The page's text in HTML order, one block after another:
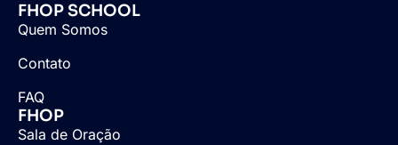
FHOP SCHOOL
Quem Somos
Contato
FAQ
FHOP
Sala de Oração